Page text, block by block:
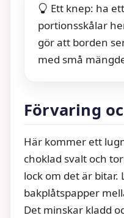
Ett knep: ha
portionsskålar
gör att borden
med små
Förvaring
Här kommer ett
choklad svalt och
lock om det är bitar.
bakplåtspapper
Det minskar kladd